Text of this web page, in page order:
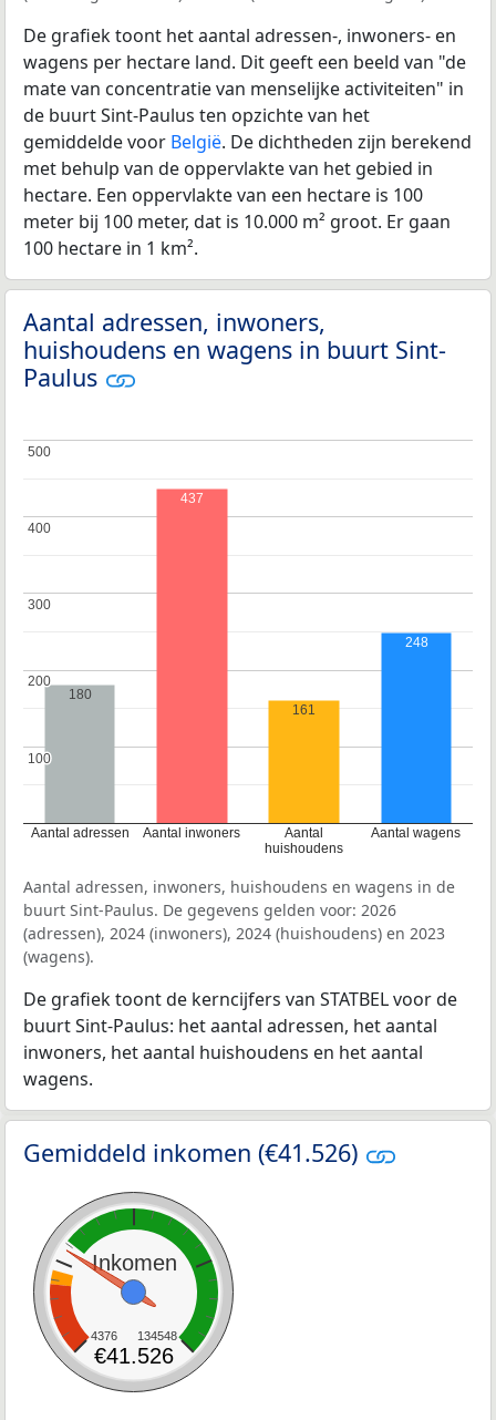
De grafiek toont het aantal adressen-, inwoners- en
wagens per hectare land. Dit geeft een beeld van "de
mate van concentratie van menselijke activiteiten" in
de buurt Sint-Paulus ten opzichte van het
gemiddelde voor België. De dichtheden zijn berekend
met behulp van de oppervlakte van het gebied in
hectare. Een oppervlakte van een hectare is 100
meter bij 100 meter, dat is 10.000 m² groot. Er gaan
100 hectare in 1 km².
Aantal adressen, inwoners,
huishoudens en wagens in buurt Sint-
Paulus
Aantal adressen Aantal inwoners
Aantal
huishoudens
Aantal wagens
100
100
200
200
300
300
400
400
500
500
180
437
161
248
Aantal adressen, inwoners, huishoudens en wagens in de
buurt Sint-Paulus. De gegevens gelden voor: 2026
(adressen), 2024 (inwoners), 2024 (huishoudens) en 2023
(wagens).
De grafiek toont de kerncijfers van STATBEL voor de
buurt Sint-Paulus: het aantal adressen, het aantal
inwoners, het aantal huishoudens en het aantal
wagens.
Gemiddeld inkomen (€41.526)
Inkomen
4376 134548
€41.526